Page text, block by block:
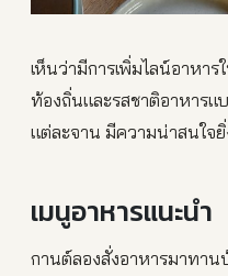
เห็นว่ามีการเพิ่มไลน์อาห
ท้องถิ่นและรสชาติอาหารแ
แต่ละจาน มีความน่าสนใจ
เมนูอาหารแนะนำ
กานต์ลองสั่งอาหารมาทาน